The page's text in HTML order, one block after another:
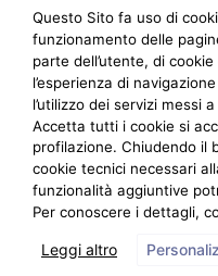
Questo Sito fa uso di
funzionamento delle
parte dell’utente, di
l’esperienza di
l’utilizzo dei servizi messi
Accetta tutti i cookie si
profilazione. Chiudendo il
cookie tecnici necessari
funzionalità aggiuntive
Per conoscere i dettagli,
Leggi altro